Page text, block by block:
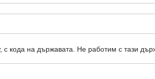
кода на държавата. Не работим с тази